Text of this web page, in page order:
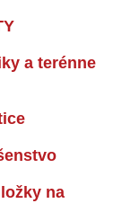
a terénne
na